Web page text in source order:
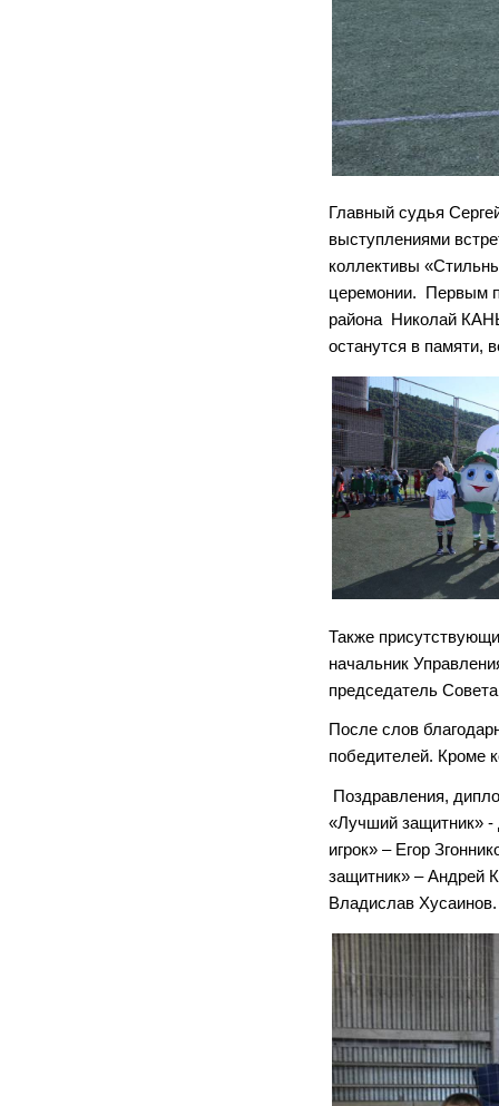
Главный судья
выступлениями
коллективы
церемонии. Первым
района Николай
останутся в памяти,
Также
начальник
председатель
После слов
победителей. Кроме
Поздравления,
«Лучший защитник»
игрок» – Егор
защитник» – Андрей
Владислав Хусаинов.